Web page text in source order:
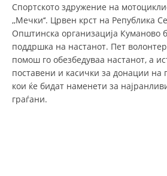
СТАТУТ НА ЦКРМ
ОРГАНИЗАЦИЈА И
Спортското здружение на
,,Мечки‘‘. Црвен крст на Република
Општинска организација Куманово
поддршка на настанот. Пет
помош го обезбедуваа настанот, а
поставени и касички за донации на
кои ќе бидат наменети за
граѓани.